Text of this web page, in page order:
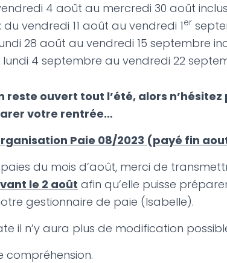
4 août au mercredi 30 août inclus
vendredi 11 août au vendredi 1er
28 août au vendredi 15 septembre
lundi 4 septembre au vendredi 22
reste ouvert tout l’été, alors n’hésitez
votre rentrée…
Paie 08/2023 (payé fin
du mois d’août, merci de
le 2 août afin qu’elle puisse
gestionnaire de paie (Isabelle).
il n’y aura plus de modification
compréhension.